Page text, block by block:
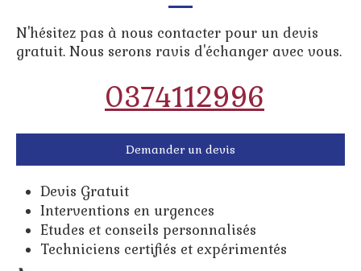
N'hésitez pas à nous contacter pour un devis
gratuit. Nous serons ravis d'échanger avec vous.
0374112996
Demander un devis
Devis Gratuit
Interventions en urgences
Etudes et conseils personnalisés
Techniciens certifiés et expérimentés